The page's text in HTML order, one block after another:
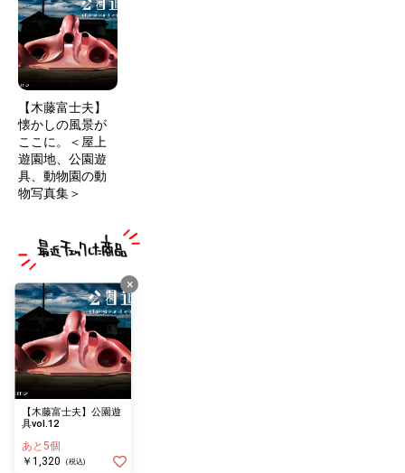
【木藤富士夫】
懐かしの風景が
ここに。＜屋上
遊園地、公園遊
具、動物園の動
物写真集＞
×
【木藤富士夫】公園遊
具vol.12
あと5個
￥1,320
(税込)